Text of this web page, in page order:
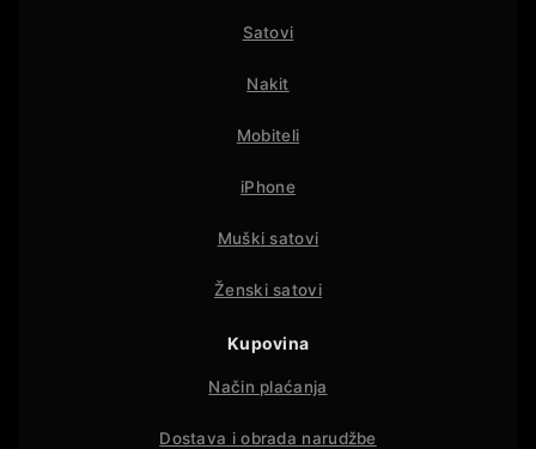
Satovi
Nakit
Mobiteli
iPhone
Muški satovi
Ženski satovi
Kupovina
Način plaćanja
Dostava i obrada narudžbe